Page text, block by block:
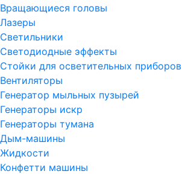
Вращающиеся головы
Лазеры
Светильники
Светодиодные эффекты
Стойки для осветительных приборов
Вентиляторы
Генератор мыльных пузырей
Генераторы искр
Генераторы тумана
Дым-машины
Жидкости
Конфетти машины